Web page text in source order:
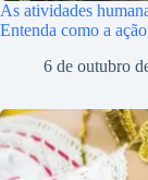
As atividades
Entenda como a
6 de outubro